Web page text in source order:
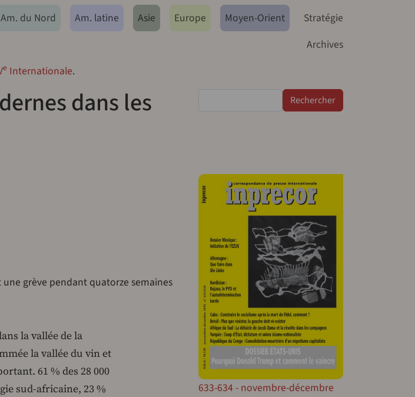
Am. du Nord Am. latine Asie Europe Moyen-Orient
Stratégie
Archives
e Internationale.
dans les
une grève pendant quatorze semaines
la vallée de la
la vallée du vin et
61 % des 28 000
sud-africaine, 23 %
633-634 - novembre-décembre